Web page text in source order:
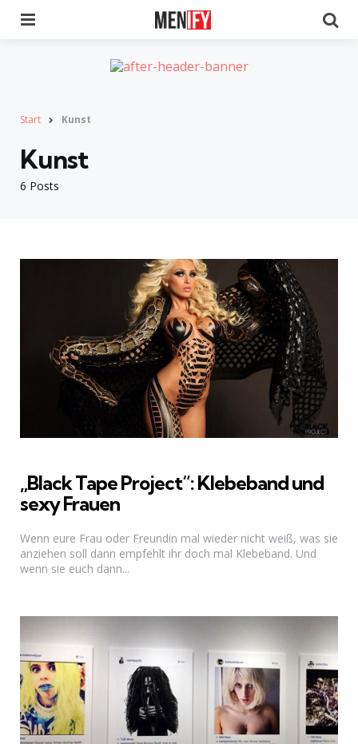
Start Kunst
6 Posts
Kunst
„Black Tape Project“: Klebeband und
sexy Frauen
Wenn eure Frau oder Freundin mal wieder nicht weiß, was sie
anziehen soll dann empfehlt ihr doch mal Klebeband. Und
wenn sie euch dann...